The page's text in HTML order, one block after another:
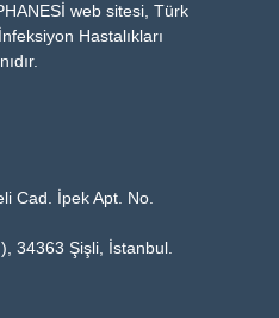
web sitesi, Türk
Hastalıkları
Cad. İpek Apt. No.
34363 Şişli, İstanbul.